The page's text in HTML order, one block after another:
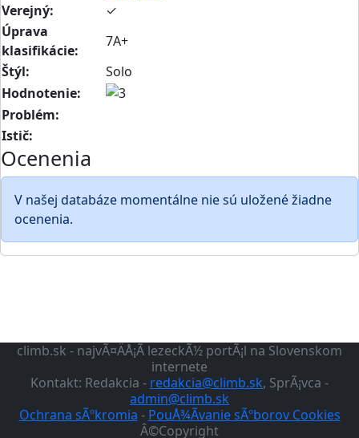
Verejný:
✓
Úprava
klasifikácie:
7A+
Štýl:
Solo
Hodnotenie:
Problém:
Istič:
Ocenenia
V našej databáze momentálne nie sú uložené žiadne
ocenenia.
climb.sk - najvÃ¤ÄÅ¡Ã­ lezeckÃ½ portÃ¡l na Slovenskom
internete
Kontakt: Redakcia - redakcia@climb.sk, SprÃ¡vca -
admin@climb.sk
Ochrana sÃºkromia - PouÅ¾Ã­vanie sÃºborov Cookies
Â©Copyright